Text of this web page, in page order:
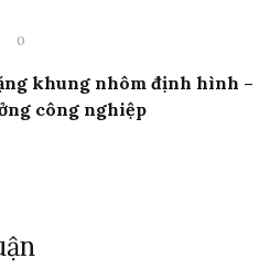
0
khung nhôm định hình –
công nghiệp